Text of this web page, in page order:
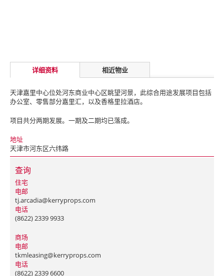
详细资料 相近物业
天津嘉里中心位处河东商业中心区眺望河景，此综合用途发展项目包括
办公室、零售部分嘉里汇，以及香格里拉酒店。
项目共分两期发展。一期及二期均已落成。
地址
天津市河东区六纬路
查询
住宅
电邮
tj.arcadia@kerryprops.com
电话
(8622) 2339 9933
商场
电邮
tkmleasing@kerryprops.com
电话
(8622) 2339 6600